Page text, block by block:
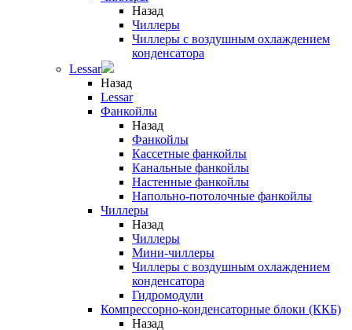
Назад
Чиллеры
Чиллеры с воздушным охлаждением
конденсатора
Lessar
Назад
Lessar
Фанкойлы
Назад
Фанкойлы
Кассетные фанкойлы
Канальные фанкойлы
Настенные фанкойлы
Напольно-потолочные фанкойлы
Чиллеры
Назад
Чиллеры
Мини-чиллеры
Чиллеры с воздушным охлаждением
конденсатора
Гидромодули
Компрессорно-конденсаторные блоки (ККБ)
Назад